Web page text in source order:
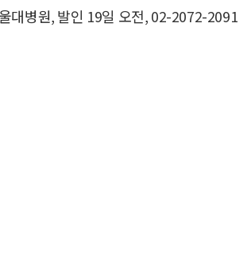
대병원, 발인 19일 오전, 02-2072-2091